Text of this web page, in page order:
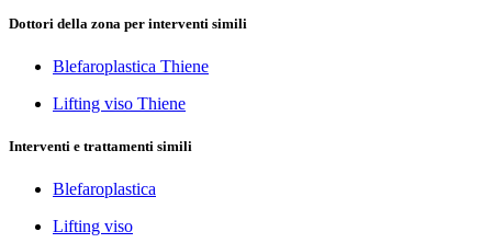
Dottori della zona per interventi simili
Blefaroplastica Thiene
Lifting viso Thiene
Interventi e trattamenti simili
Blefaroplastica
Lifting viso